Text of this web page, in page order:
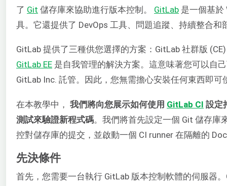
了 Git 儲存庫來協助進行版本控制。 GitLab 是一個基於
具。它還提供了 DevOps 工具、問題追蹤、持續整合和
GitLab 提供了三種供您選擇的方案：GitLab 社群版
GitLab EE 是自我管理的解決方案。這意味著您可以自
GitLab Inc. 託管。因此，您無需擔心安裝任何東西即
在本教學中， 我們將向您展示如何使用 GitLab CI 設定
測試來驗證新程式碼。我們將首先設定一個 Git 儲存庫
控對儲存庫的提交，並啟動一個 CI runner 在隔離的
先決條件
首先，您需要一台執行 GitLab 版本控制軟體的伺服器